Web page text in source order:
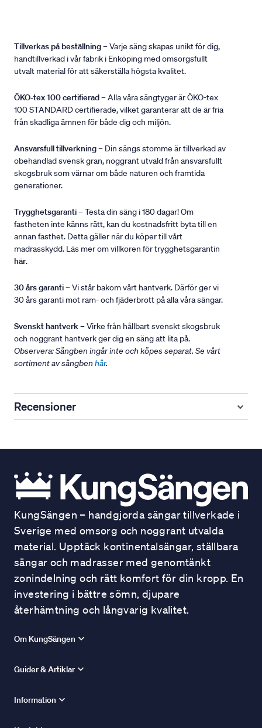
Tillverkas på beställning– Varje säng skapas unikt för dig,
handtillverkad i vår fabrik i Enköping med omsorgsfullt
utvalt material för att säkerställa högsta kvalitet.
ÖKO-tex 100 certifierad– Alla våra sängtyger är ÖKO-tex
100 STANDARD certifierade, vilket garanterar att de är fria
från skadliga ämnen för både dig och miljön.
Ansvarsfull tillverkning– Din sängs stomme är tillverkad av
obehandlad svensk gran, noggrant utvald från ansvarsfullt
skogsbruk som värnar om både naturen och framtida
generationer.
Trygghetsgaranti– Testa din säng i 180 dagar! Om
fastheten inte känns rätt, kan du kostnadsfritt byta till en
annan fasthet. Detta gäller när du köper till vårt
madrasskydd. Läs mer om villkoren för trygghetsgarantin
här.
30 års garanti– Vi står bakom vårt hantverk. Därför ger vi
30 års garanti mot ram- och fjäderbrott på alla våra sängar.
Svenskt hantverk– Virke från hållbart svenskt skogsbruk
och noggrant hantverk ger dig en säng att lita på.
Observera: Sängben ingår inte och köpes separat. Se vårt
sortiment av sängben här.
Recensioner
KungSängen – handgjorda sängar tillverkade i
Sverige med omsorg och noggrant utvalda
material. Upptäck kontinentalsängar, ställbara
sängar och madrasser med genomtänkt
zonindelning och rätt komfort för din kropp. En
investering i bättre sömn, djupare
återhämtning och långvarig kvalitet.
Om KungSängen
Guider & Artiklar
Information